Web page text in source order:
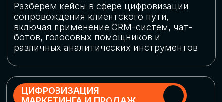
СПИКЕРЫ
СТАТЬ СПИКЕРОМ
В конференции участвовали более 120 спикеров